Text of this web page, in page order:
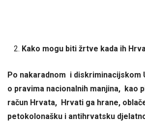
Kako mogu biti žrtve kada ih
Po nakaradnom i diskriminacijskom
o pravima nacionalnih manjina, kao
račun Hrvata, Hrvati ga hrane,
petokolonašku i antihrvatsku